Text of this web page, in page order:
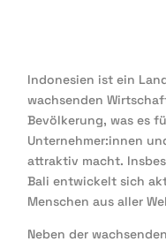
Indonesien ist ein
wachsenden
Bevölkerung, was es
Unternehmer:innen
attraktiv macht.
Bali entwickelt sich
Menschen aus aller
Neben der